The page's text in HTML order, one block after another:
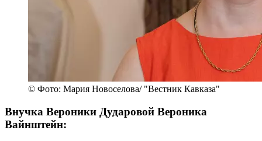
© Фото: Мария Новоселова/ "Вестник Кавказа"
Внучка Вероники Дударовой Вероника
Вайнштейн: